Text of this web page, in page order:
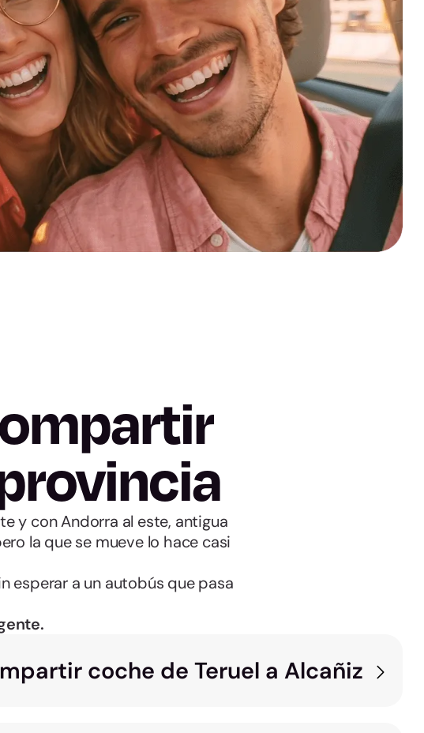
y con Andorra al este, antigua
la que se mueve lo hace casi
esperar a un autobús que pasa
coche de Teruel a Alcañiz